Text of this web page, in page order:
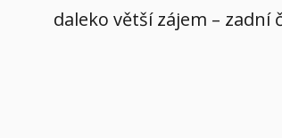
daleko větší zájem – zadní